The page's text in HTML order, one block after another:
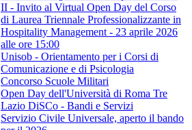
II - Invito al Virtual Open Day del Corso
di Laurea Triennale Professionalizzante in
Hospitality Management - 23 aprile 2026
alle ore 15:00
Unisob - Orientamento per i Corsi di
Comunicazione e di Psicologia
Concorso Scuole Militari
Open Day dell'Università di Roma Tre
Lazio DiSCo - Bandi e Servizi
Servizio Civile Universale, aperto il bando